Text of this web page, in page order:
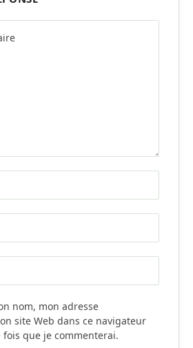
nom, mon adresse
site Web dans ce navigateur
que je commenterai.